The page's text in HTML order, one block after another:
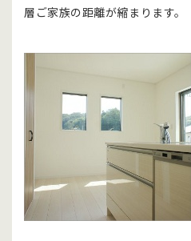
層ご家族の距離が縮まります。